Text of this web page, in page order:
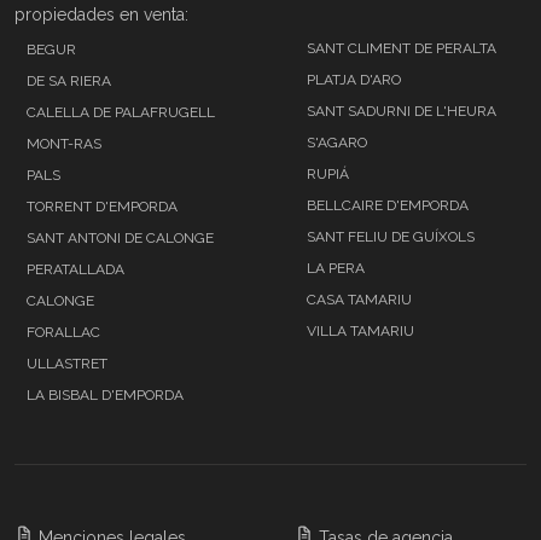
propiedades en venta:
BEGUR
DE SA RIERA
CALELLA DE PALAFRUGELL
MONT-RAS
PALS
TORRENT D'EMPORDA
SANT ANTONI DE CALONGE
PERATALLADA
CALONGE
FORALLAC
ULLASTRET
LA BISBAL D'EMPORDA
SANT CLIMENT DE PERALTA
PLATJA D'ARO
SANT SADURNI DE L'HEURA
S'AGARO
RUPIÁ
BELLCAIRE D'EMPORDA
SANT FELIU DE GUÍXOLS
LA PERA
CASA TAMARIU
VILLA TAMARIU